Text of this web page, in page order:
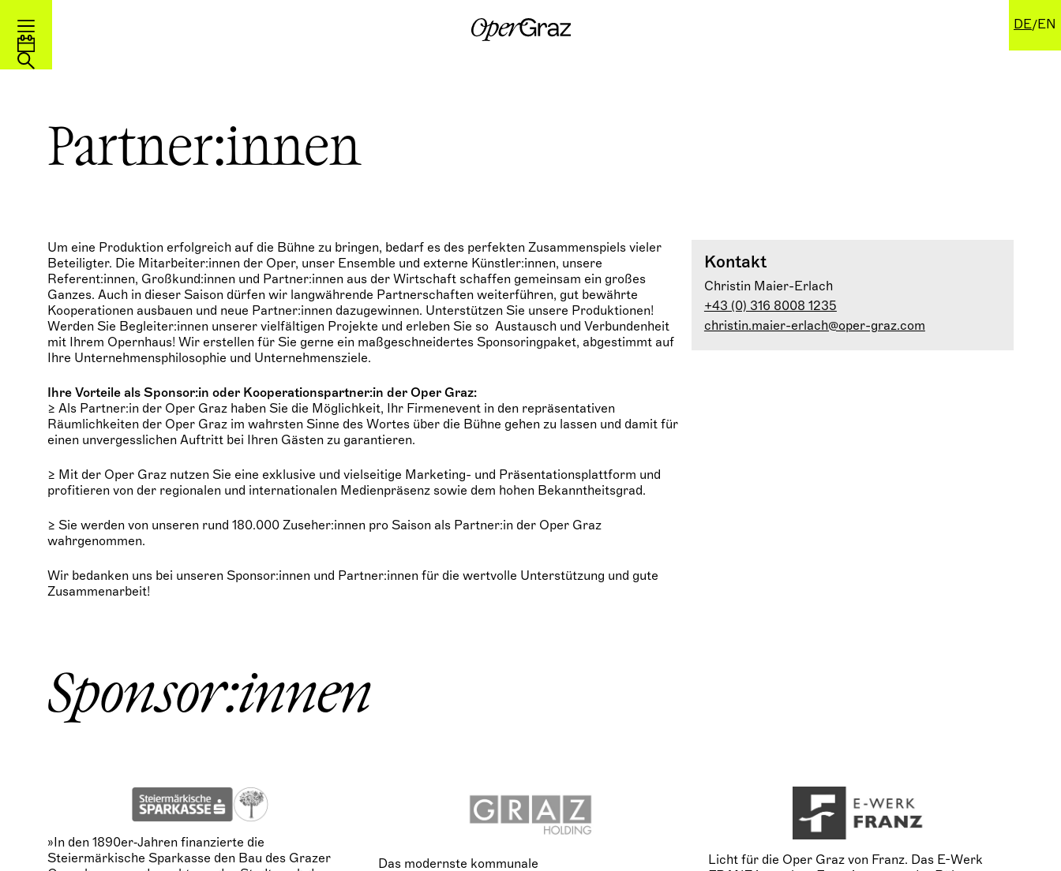
k
i
DE EN
Partner:innen
Um eine Produktion erfolgreich auf die Bühne zu bringen, bedarf es des perfekten Zusammenspiels vieler
Beteiligter. Die Mitarbeiter:innen der Oper, unser Ensemble und externe Künstler:innen, unsere
Referent:innen, Großkund:innen und Partner:innen aus der Wirtschaft schaffen gemeinsam ein großes
Ganzes. Auch in dieser Saison dürfen wir langwährende Partnerschaften weiterführen, gut bewährte
Kooperationen ausbauen und neue Partner:innen dazugewinnen. Unterstützen Sie unsere Produktionen!
Werden Sie Begleiter:innen unserer vielfältigen Projekte und erleben Sie so Austausch und Verbundenheit
mit Ihrem Opernhaus! Wir erstellen für Sie gerne ein maßgeschneidertes Sponsoringpaket, abgestimmt auf
Ihre Unternehmensphilosophie und Unternehmensziele.
Ihre Vorteile als Sponsor:in oder Kooperationspartner:in der Oper Graz:
≥ Als Partner:in der Oper Graz haben Sie die Möglichkeit, Ihr Firmenevent in den repräsentativen
Räumlichkeiten der Oper Graz im wahrsten Sinne des Wortes über die Bühne gehen zu lassen und damit für
einen unvergesslichen Auftritt bei Ihren Gästen zu garantieren.
≥ Mit der Oper Graz nutzen Sie eine exklusive und vielseitige Marketing- und Präsentationsplattform und
profitieren von der regionalen und internationalen Medienpräsenz sowie dem hohen Bekanntheitsgrad.
≥ Sie werden von unseren rund 180.000 Zuseher:innen pro Saison als Partner:in der Oper Graz
wahrgenommen.
Wir bedanken uns bei unseren Sponsor:innen und Partner:innen für die wertvolle Unterstützung und gute
Zusammenarbeit!
Kontakt
Christin Maier-Erlach
+43 (0) 316 8008 1235
christin.maier-erlach@oper-graz.com
Sponsor:innen
»In den 1890er‑Jahren finanzierte die
Steiermärkische Sparkasse den Bau des Grazer
Das modernste kommunale
Licht für die Oper Graz von Franz. Das E-Werk